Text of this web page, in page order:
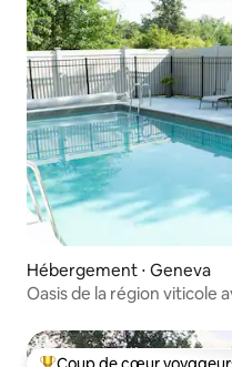
Hébergement ⋅ Geneva
Oasis de la région viticole